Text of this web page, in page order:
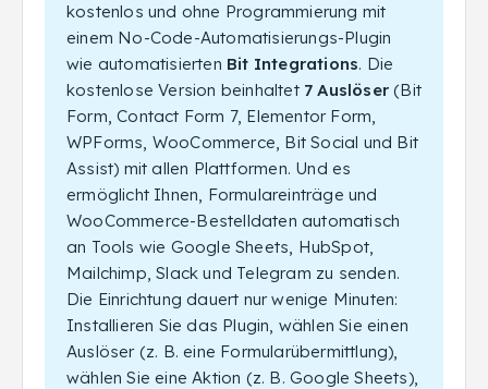
kostenlos und ohne Programmierung mit
einem No-Code-Automatisierungs-Plugin
wie automatisierten Bit Integrations. Die
kostenlose Version beinhaltet 7 Auslöser(Bit
Form, Contact Form 7, Elementor Form,
WPForms, WooCommerce, Bit Social und Bit
Assist) mit allen Plattformen. Und es
ermöglicht Ihnen, Formulareinträge und
WooCommerce-Bestelldaten automatisch
an Tools wie Google Sheets, HubSpot,
Mailchimp, Slack und Telegram zu senden.
Die Einrichtung dauert nur wenige Minuten:
Installieren Sie das Plugin, wählen Sie einen
Auslöser (z. B. eine Formularübermittlung),
wählen Sie eine Aktion (z. B. Google Sheets),